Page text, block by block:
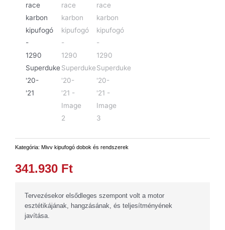
Kategória: Mivv kipufogó dobok és rendszerek
341.930 Ft
Tervezésekor elsődleges szempont volt a motor
esztétikájának, hangzásának, és teljesítményének
javítása.